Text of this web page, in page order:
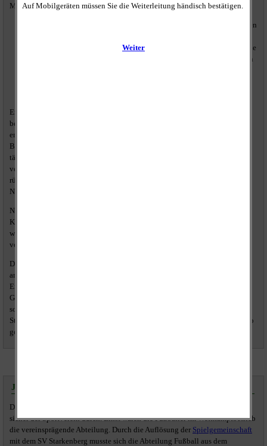
Material bereitstellen konnte. So verwies er nicht ohne Stolz
der Böschungen an der Brücke zwischen den beiden
, an dem trotz widrigen Wetterbedingungen eine
beeindruckende Anzahl an Helfern teilnahm und bspw. die gesamten
Er verwies auf den zeitlichen Aufwand für die Vereinsmitglieder, der
beispielsweise zu den regelmäßigen
entsprechend benötigten finanziellen Mittel generieren zu können. In dem
Bewusstsein, dass ein großer Teil der Mitglieder auch in anderen Vereinen
tätig ist, versuchte er, anfallende Aufgaben auf mehrere Schultern zu
verteilen, um im kommenden Jahr auch die Brauerei wieder in den Fokus
rücken zu können. Er erklärte aber auch, dass oft auch
Nichtvereinsmitglieder mit anpackten, wofür er sich herzlich bedankte.
Nach dem Finanz- und Revisionsbericht war die Entlastung der
Kassenverwaltung und des Vorstandes eine einstimmige Formsache. Die
weiteren Tagesordnungspunkte waren den Planungen und der Diskussion
vorbehalten.
Das Resümee des noch jungen Vereins fiel durchaus positiv aus. Mit
ambitionierten Vorhaben möchte man auch künftig in der Gemeinde in
Erscheinung treten. So soll der "Frühjahresputz" ein fester Bestandteil im
Gemeindeleben werden und auch die etablierten Altpapiersammlungen
sollen fortgeführt werden. Auch für die Brauerei gibt es Ideen, die an dieser
Stelle aber noch nicht veröffentlicht werden, da Rahmenbedingungen vorab
geklärt werden müssen.
Jahreshauptversammlung des SV Eintracht Dobitschen
Den gravierendsten Strukturwandel machte in den vergangenen drei Jahren
sicher der Sportverein durch. Einst waren die Fußballer im Wettkampfbetrieb
die vereinsprägende Abteilung. Durch die Auflösung der Spielgemeinschaft
mit dem SV Starkenberg musste sich die Abteilung Fußball aus dem